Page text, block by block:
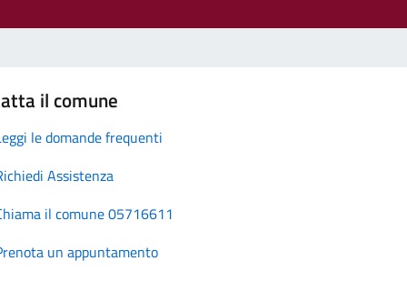
il comune
le domande frequenti
Assistenza
il comune 05716611
un appuntamento